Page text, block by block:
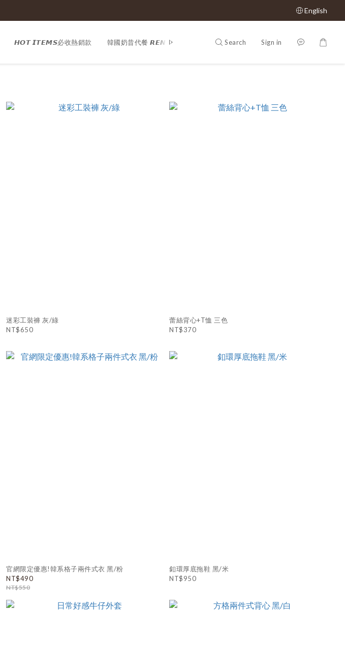
English
𝙃𝙊𝙏 𝙄𝙏𝙀𝙈𝙎必收熱銷款 韓國奶昔代餐 𝙍𝙀𝙉𝙀𝙒 𝙋𝙃𝙔 𝕊𝔸𝕃𝔼 𝟝𝟘% 𝕠𝕗𝕗 Shop All 𝙈𝙇𝘽大
Search Sign in
迷彩工裝褲 灰/綠
NT$650
蕾絲背心+T恤 三色
NT$370
官網限定優惠!韓系格子兩件式衣 黑/粉
NT$490
NT$550
釦環厚底拖鞋 黑/米
NT$950